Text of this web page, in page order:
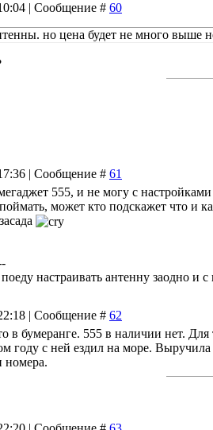
| Сообщение # 60
но цена будет не много выше
| Сообщение # 61
555, и не могу с
может кто подскажет что и
настраивать антенну заодно и
| Сообщение # 62
в бумеранге. 555 в наличии нет.
году с ней ездил на море.
номера.